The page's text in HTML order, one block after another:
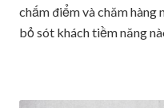
chấm điểm và chăm hàng
bỏ sót khách tiềm năng